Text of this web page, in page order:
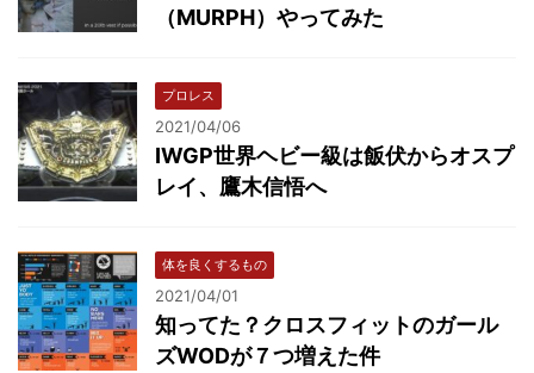
（MURPH）やってみた
プロレス
2021/04/06
IWGP世界ヘビー級は飯伏からオスプ
レイ、鷹木信悟へ
体を良くするもの
2021/04/01
知ってた？クロスフィットのガール
ズWODが７つ増えた件